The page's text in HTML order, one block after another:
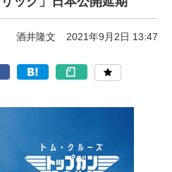
酒井隆文 2021年9月2日 13:47